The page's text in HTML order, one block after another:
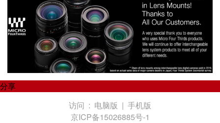
分享
访问 : 电脑版 | 手机版
京ICP备15026885号-1